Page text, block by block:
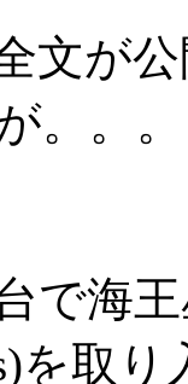
文が
。。。
で海
を取